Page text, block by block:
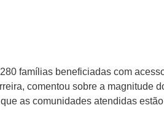
famílias beneficiadas com
comentou sobre a magnitude
as comunidades atendidas